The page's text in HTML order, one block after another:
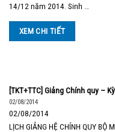
14/12 năm 2014. Sinh …
XEM CHI TIẾT
[TKT+TTC] Giảng Chính quy –
02/08/2014
02/08/2014
LỊCH GIẢNG HỆ CHÍNH QUY BỘ